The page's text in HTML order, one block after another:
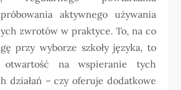
aktywnego używania
zwrotów w praktyce. To, na co
przy wyborze szkoły języka, to
na wspieranie tych
działań – czy oferuje dodatkowe